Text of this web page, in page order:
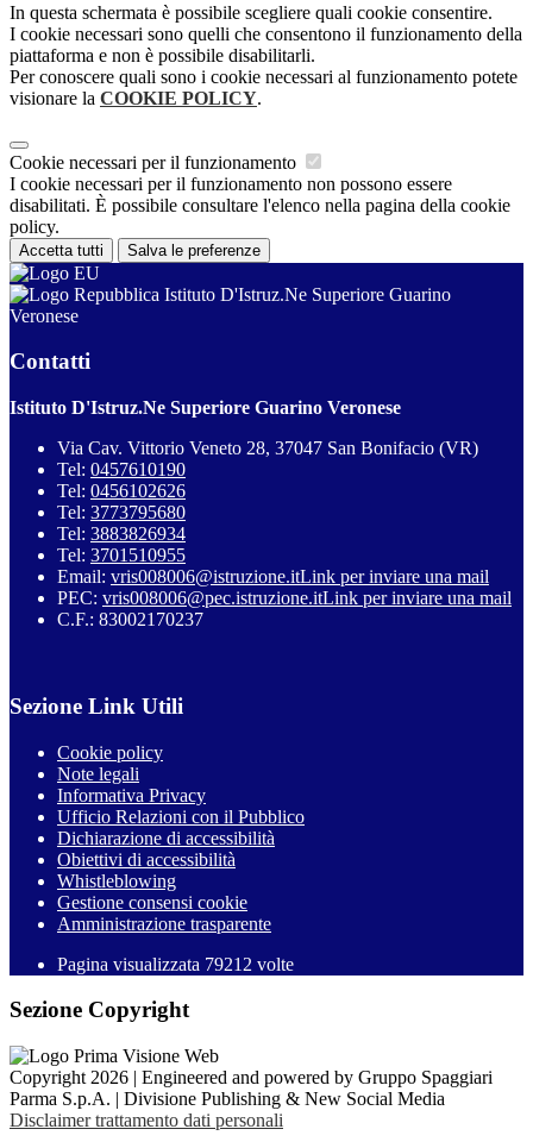
In questa schermata è possibile scegliere quali cookie consentire.
I cookie necessari sono quelli che consentono il funzionamento della
piattaforma e non è possibile disabilitarli.
Per conoscere quali sono i cookie necessari al funzionamento potete
visionare la COOKIE POLICY.
Cookie necessari per il funzionamento
I cookie necessari per il funzionamento non possono essere
disabilitati. È possibile consultare l'elenco nella pagina della cookie
policy.
Accetta tutti Salva le preferenze
Istituto D'Istruz.Ne Superiore Guarino
Veronese
Contatti
Istituto D'Istruz.Ne Superiore Guarino Veronese
Via Cav. Vittorio Veneto 28, 37047 San Bonifacio (VR)
Tel: 0457610190
Tel: 0456102626
Tel: 3773795680
Tel: 3883826934
Tel: 3701510955
Email: vris008006@istruzione.itLink per inviare una mail
PEC: vris008006@pec.istruzione.itLink per inviare una mail
C.F.: 83002170237
Sezione Link Utili
Cookie policy
Note legali
Informativa Privacy
Ufficio Relazioni con il Pubblico
Dichiarazione di accessibilità
Obiettivi di accessibilità
Whistleblowing
Gestione consensi cookie
Amministrazione trasparente
Pagina visualizzata 79212 volte
Sezione Copyright
Copyright 2026 | Engineered and powered by Gruppo Spaggiari
Parma S.p.A. | Divisione Publishing & New Social Media
Disclaimer trattamento dati personali